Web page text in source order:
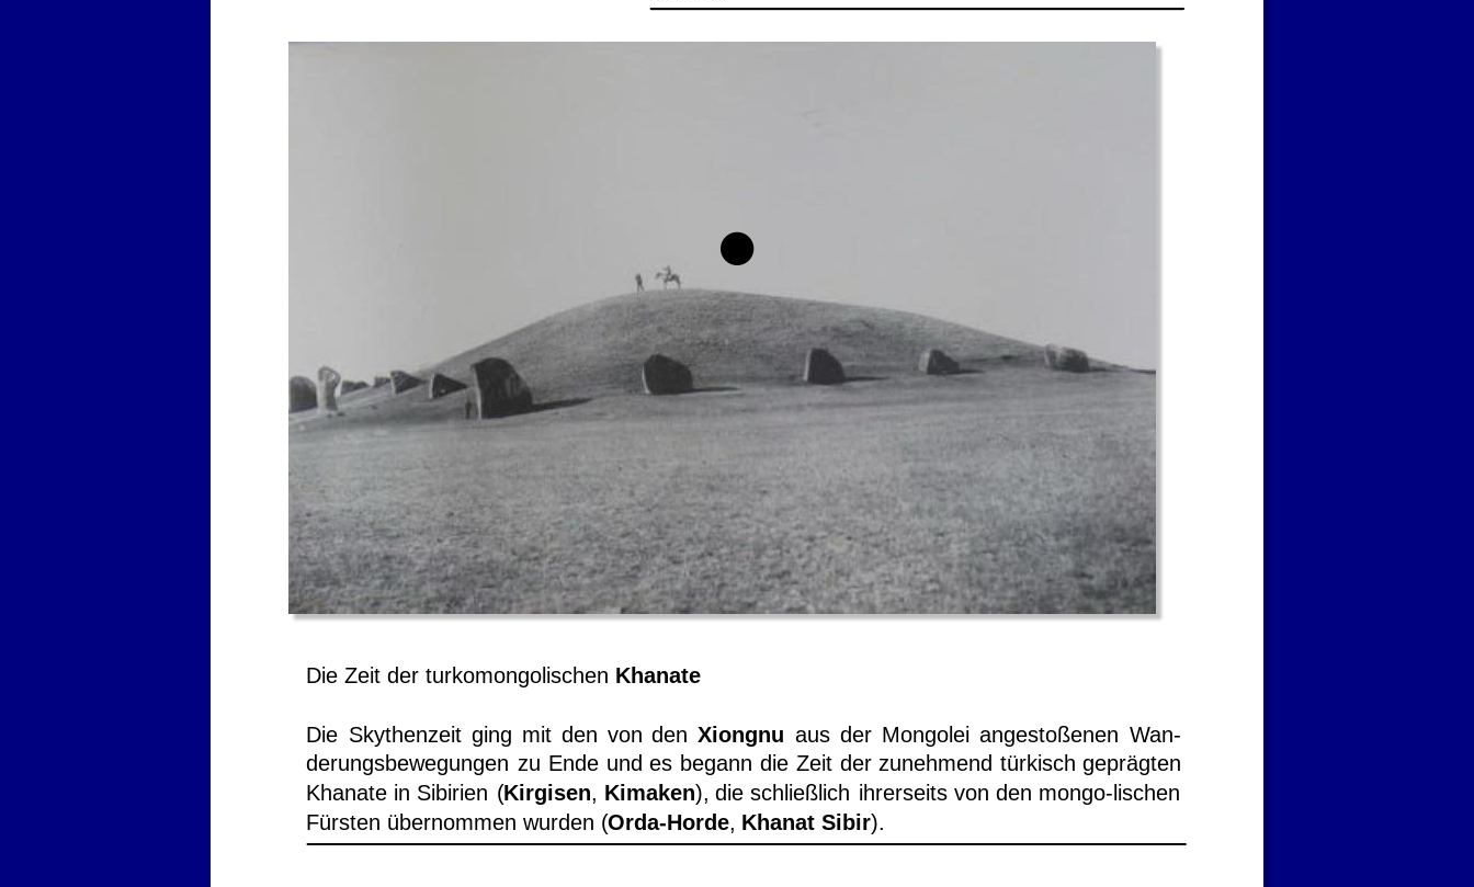
Die Zeit der turkomongolischen Khanate
Die Skythenzeit ging mit den von den Xiongnu aus der Mongolei angestoßenen Wan-
derungsbewegungen zu Ende und es begann die Zeit der zunehmend türkisch geprägten
Khanate in Sibirien (Kirgisen, Kimaken), die schließlich ihrerseits von den mongo-lischen
Fürsten übernommen wurden (Orda-Horde, Khanat Sibir).
Quelle Foto